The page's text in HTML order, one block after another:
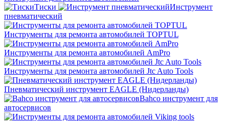
Тиски
Инструмент
пневматический
Инструменты для ремонта автомобилей TOPTUL
Инструменты для ремонта автомобилей AmPro
Инструменты для ремонта автомобилей Jtc Auto Tools
Пневматический инструмент EAGLE (Нидерланды)
Bahco инструмент для
автосервисов